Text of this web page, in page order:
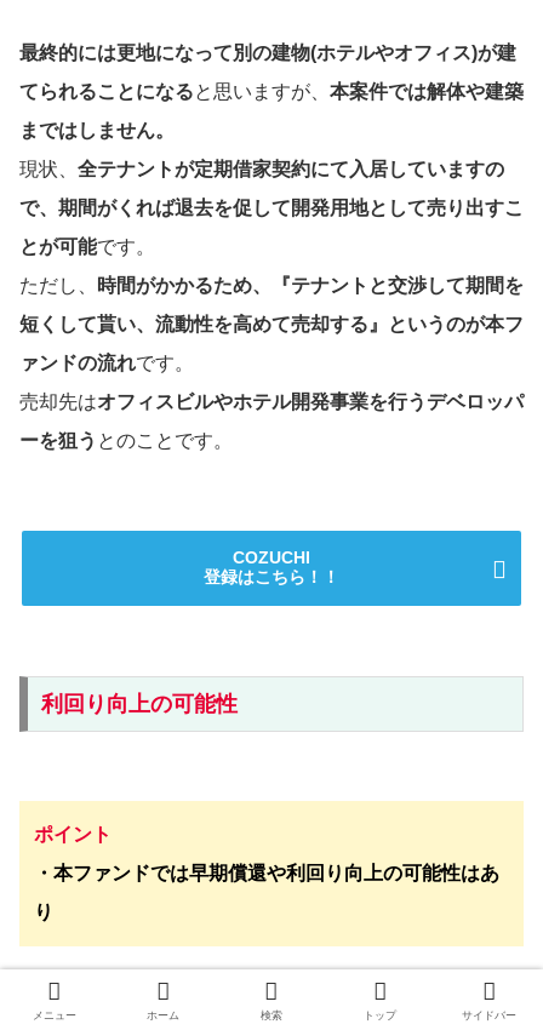
最終的には更地になって別の建物(ホテルやオフィス)が建
てられることになると思いますが、 本案件では解体や建築
まではしません。
現状、 全テナントが定期借家契約にて入居していますの
で、期間がくれば退去を促して開発用地として売り出すこ
とが可能です。
ただし、
時間がかかるため、『テナントと交渉して期間を
短くして貰い、流動性を高めて売却する』というのが本フ
ァンドの流れです。
売却先はオフィスビルやホテル開発事業を行うデベロッパ
ーを狙う とのことです。
COZUCHI
登録はこちら！！
利回り向上の可能性
ポイント
・本ファンドでは早期償還や利回り向上の可能性はあ
り
メニュー ホーム 検索 トップ サイドバー